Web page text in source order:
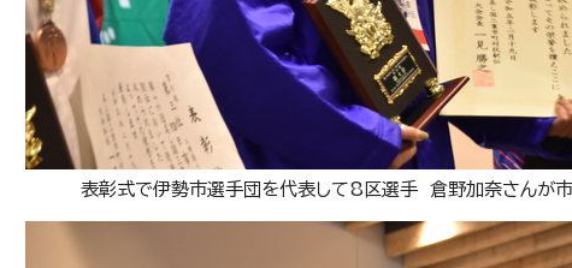
表彰式で伊勢市選手団を代表して8区選手 倉野加奈さんが